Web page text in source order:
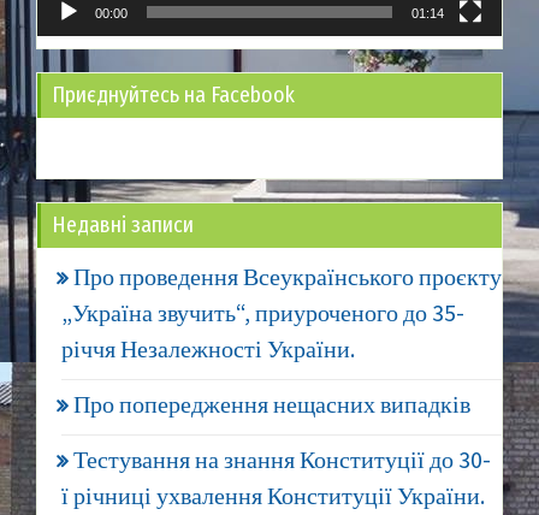
00:00 01:14
Приєднуйтесь на Facebook
Недавні записи
Про проведення Всеукраїнського проєкту
„Україна звучить“, приуроченого до 35-
річчя Незалежності України.
Про попередження нещасних випадків
Тестування на знання Конституції до 30-
ї річниці ухвалення Конституції України.